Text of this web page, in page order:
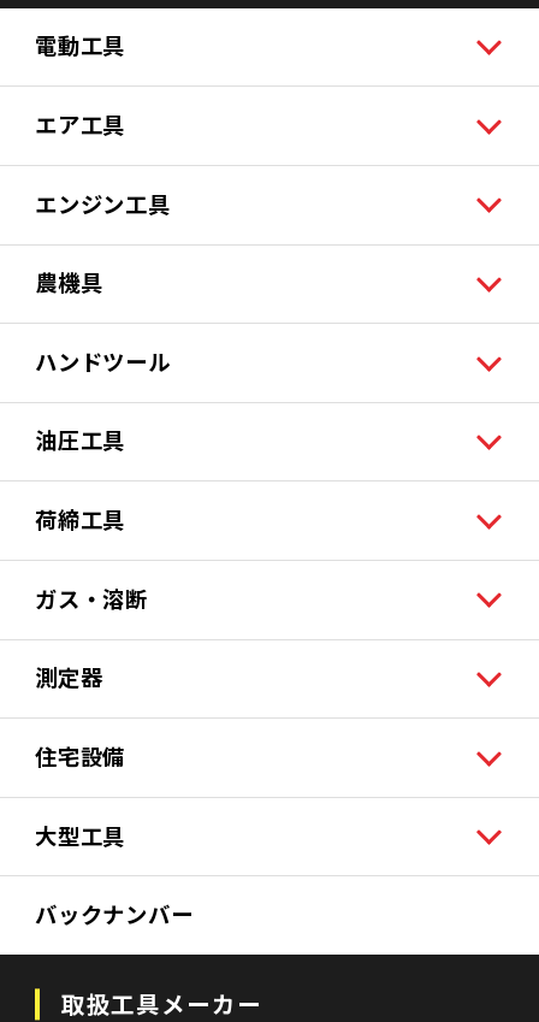
電動工具
エア工具
エンジン工具
農機具
ハンドツール
油圧工具
荷締工具
ガス・溶断
測定器
住宅設備
大型工具
バックナンバー
取扱工具メーカー